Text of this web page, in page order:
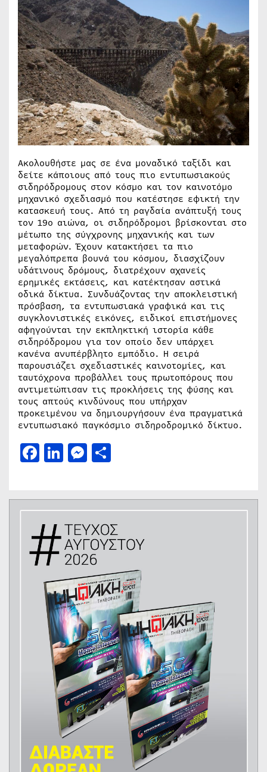
Ακολουθήστε μας σε ένα μοναδικό ταξίδι και
δείτε κάποιους από τους πιο εντυπωσιακούς
σιδηρόδρομους στον κόσμο και τον καινοτόμο
μηχανικό σχεδιασμό που κατέστησε εφικτή την
κατασκευή τους. Από τη ραγδαία ανάπτυξή τους
τον 19ο αιώνα, οι σιδηρόδρομοι βρίσκονται στο
μέτωπο της σύγχρονης μηχανικής και των
μεταφορών. Έχουν κατακτήσει τα πιο
μεγαλόπρεπα βουνά του κόσμου, διασχίζουν
υδάτινους δρόμους, διατρέχουν αχανείς
ερημικές εκτάσεις, και κατέκτησαν αστικά
οδικά δίκτυα. Συνδυάζοντας την αποκλειστική
πρόσβαση, τα εντυπωσιακά γραφικά και τις
συγκλονιστικές εικόνες, ειδικοί επιστήμονες
αφηγούνται την εκπληκτική ιστορία κάθε
σιδηρόδρομου για τον οποίο δεν υπάρχει
κανένα ανυπέρβλητο εμπόδιο. Η σειρά
παρουσιάζει σχεδιαστικές καινοτομίες, και
ταυτόχρονα προβάλλει τους πρωτοπόρους που
αντιμετώπισαν τις προκλήσεις της φύσης και
τους απτούς κινδύνους που υπήρχαν
προκειμένου να δημιουργήσουν ένα πραγματικά
εντυπωσιακό παγκόσμιο σιδηροδρομικό δίκτυο.
Facebook
LinkedIn
Messenger